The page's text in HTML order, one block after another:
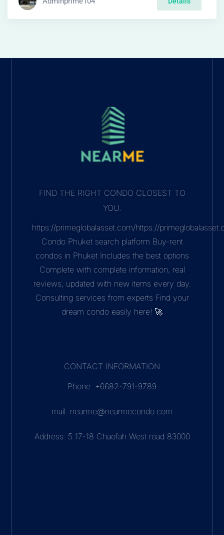
FIND THE RIGHT CONDO CLOSEST TO
YOU.
https://primeglobalasset.com/https://
Condo Phuket search platform Buy-rent
condos in Phuket Includes the best options
Complete with complete information, real
reviews, updated with new items every day.
Consulting services from experts Find your
dream condo easily here! 🚀
CONTACT INFORMATION
Phone: +6682-791-9789
mail: nearme@nearmecondo.com
Address: 5 17-18 Chaofah West road 83000